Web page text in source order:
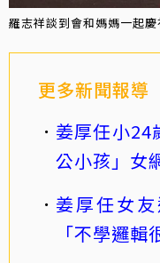
羅志祥談到會和媽媽一起
更多新聞報導
姜厚任小24
公小孩」女
姜厚任女
「不學邏輯